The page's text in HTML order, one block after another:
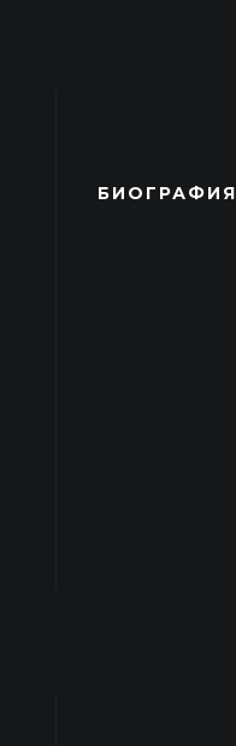
БИОГРАФИЯ